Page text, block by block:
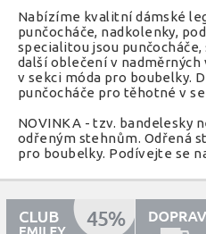
Nabízíme kvalitní dámské
punčocháče, nadkolenky,
specialitou jsou
další oblečení v
v sekci móda pro boubelky.
punčocháče pro těhotné v
NOVINKA - tzv. bandelesky
odřeným stehnům. Odřená
pro boubelky. Podívejte se